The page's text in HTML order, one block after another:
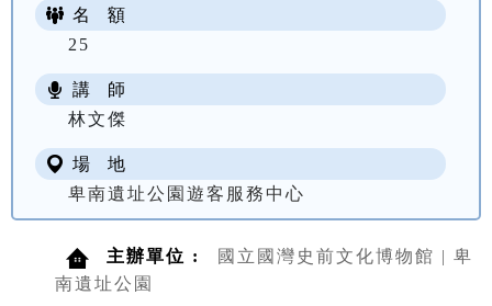
名 額
25
講 師
林文傑
場 地
卑南遺址公園遊客服務中心
主辦單位 :
國立國灣史前文化博物館 | 卑
南遺址公園